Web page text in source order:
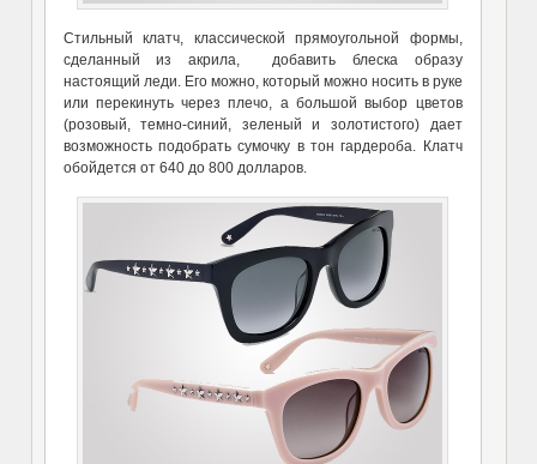
Стильный клатч, классической прямоугольной формы,
сделанный из акрила, добавить блеска образу
настоящий леди. Его можно, который можно носить в руке
или перекинуть через плечо, а большой выбор цветов
(розовый, темно-синий, зеленый и золотистого) дает
возможность подобрать сумочку в тон гардероба. Клатч
обойдется от 640 до 800 долларов.